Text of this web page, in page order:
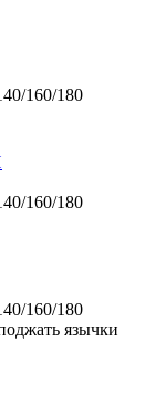
160/180
160/180
160/180
язычки